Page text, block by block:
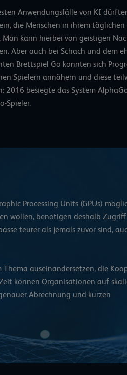
Anwendungsfälle von KI
die Menschen in ihrem täglichen
Man kann hierbei von geistigen
Aber auch bei Schach und dem
Brettspiel Go konnten sich
Spielern annähern und diese
2016 besiegte das System AlphaGo
Spieler.
Processing Units (GPUs)
wollen, benötigen deshalb
teurer als jemals zuvor sind,
auseinandersetzen, die
können Organisationen auf
Abrechnung und kurzen